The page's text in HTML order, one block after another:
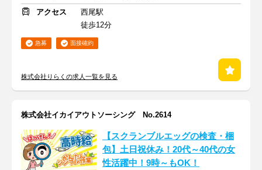
アクセス
西尾駅
徒歩12分
急募 面接確約
株式会社りらくの求人一覧を見る
株式会社イカイアウトソーシング No.2614
【スクランブルエッグの検査・梱
包】土日祝休み！20代～40代の女
性活躍中！9時～もOK！